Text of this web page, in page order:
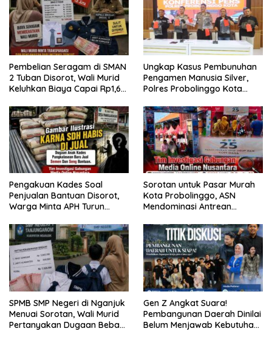
Pembelian Seragam di SMAN
2 Tuban Disorot, Wali Murid
Keluhkan Biaya Capai Rp1,6
Ungkap Kasus Pembunuhan
Pengamen Manusia Silver,
Polres Probolinggo Kota
Pengakuan Kades Soal
Penjualan Bantuan Disorot,
Warga Minta APH Turun
Sorotan untuk Pasar Murah
Kota Probolinggo, ASN
Mendominasi Antrean
SPMB SMP Negeri di Nganjuk
Menuai Sorotan, Wali Murid
Pertanyakan Dugaan Beban
Gen Z Angkat Suara!
Pembangunan Daerah Dinilai
Belum Menjawab Kebutuhan